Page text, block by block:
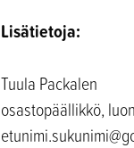
Lisätietoja:
Tuula Packalen
osastopäällikkö,